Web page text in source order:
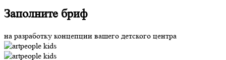
Заполните бриф
на разработку концепции вашего детского центра